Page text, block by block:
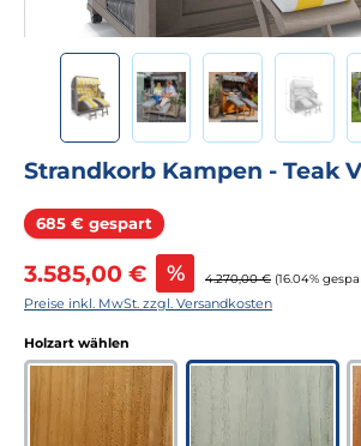
Strandkorb Kampen - Teak
685 € gespart Rabatt
Verkaufspreis:
3.585,00 € % Regulärer Preis:
4.270,00 € (16.04%
Preise inkl. MwSt. zzgl. Versandkosten
Holzart wählen